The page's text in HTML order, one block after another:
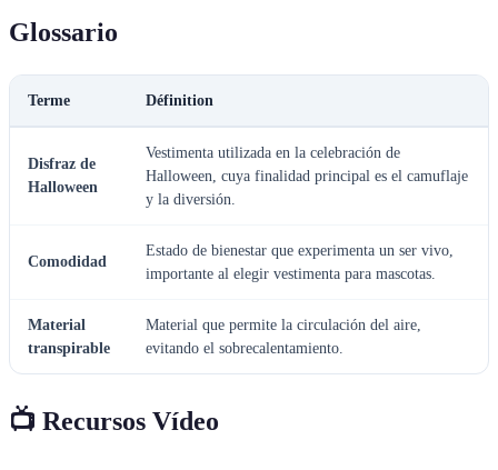
Glossario
Terme Définition
Disfraz de
Halloween
Vestimenta utilizada en la celebración de
Halloween, cuya finalidad principal es el camuflaje
y la diversión.
Comodidad
Estado de bienestar que experimenta un ser vivo,
importante al elegir vestimenta para mascotas.
Material
transpirable
Material que permite la circulación del aire,
evitando el sobrecalentamiento.
📺 Recursos Vídeo